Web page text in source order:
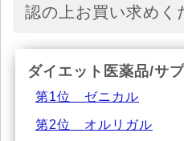
認の上お買い求めく
ダイエット医薬品/サ
第1位 ゼニカル
第2位 オルリガル